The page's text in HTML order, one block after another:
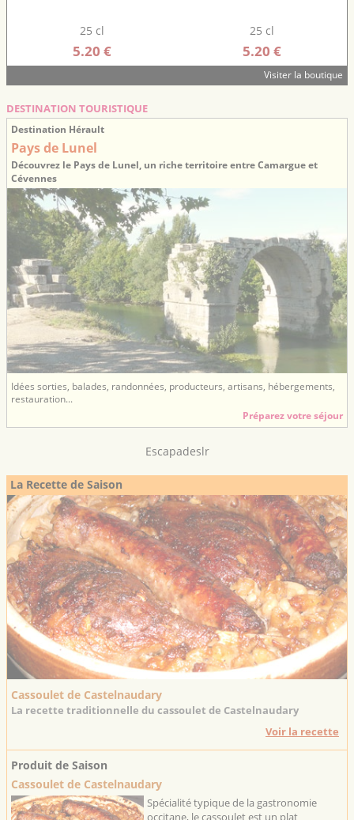
25 cl
5.20 €
25 cl
5.20 €
Visiter la boutique
DESTINATION TOURISTIQUE
Destination Hérault
Pays de Lunel
Découvrez le Pays de Lunel, un riche territoire entre Camargue et
Cévennes
Idées sorties, balades, randonnées, producteurs, artisans, hébergements,
restauration...
Préparez votre séjour
Escapadeslr
La Recette de Saison
Cassoulet de Castelnaudary
La recette traditionnelle du cassoulet de Castelnaudary
Voir la recette
Produit de Saison
Cassoulet de Castelnaudary
Spécialité typique de la gastronomie
occitane, le cassoulet est un plat